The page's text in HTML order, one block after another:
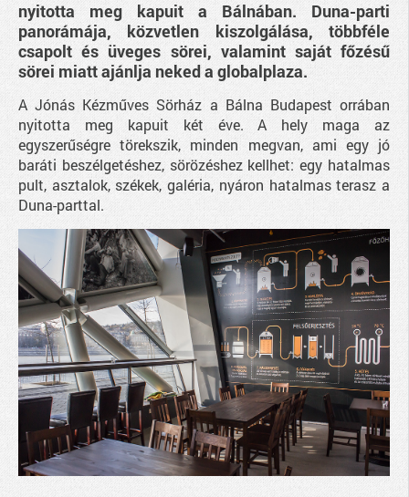
nyitotta meg kapuit a Bálnában. Duna-parti
panorámája, közvetlen kiszolgálása, többféle
csapolt és üveges sörei, valamint saját főzésű
sörei miatt ajánlja neked a globalplaza.
A Jónás Kézműves Sörház a Bálna Budapest orrában
nyitotta meg kapuit két éve. A hely maga az
egyszerűségre törekszik, minden megvan, ami egy jó
baráti beszélgetéshez, sörözéshez kellhet: egy hatalmas
pult, asztalok, székek, galéria, nyáron hatalmas terasz a
Duna-parttal.